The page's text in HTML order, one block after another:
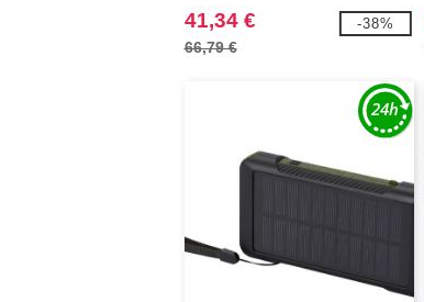
anello
41,34 €
66,79 €
-38%